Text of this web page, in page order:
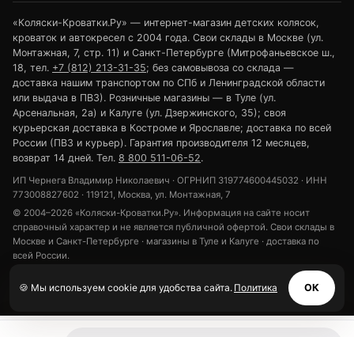
🍪 Мы используем cookie для удобства сайта. Политика ОК
«Коляски-Кроватки.Ру» — интернет-магазин детских колясок,
кроваток и автокресел с 2004 года. Свои склады в Москве (ул.
Монтажная, 7, стр. 11) и Санкт-Петербурге (Митрофаньевское ш.,
18, тел. +7 (812) 213-31-35; без самовывоза со склада —
доставка нашим транспортом по СПб и Ленинградской области
или выдача в ПВЗ). Розничные магазины — в Туле (ул.
Арсенальная, 2а) и Калуге (ул. Дзержинского, 35); своя
курьерская доставка в Костроме и Ярославле; доставка по всей
России (ПВЗ и курьер). Гарантия производителя 12 месяцев,
возврат 14 дней. Тел. 8 800 511-06-52.
ИП Чернега Владимир Николаевич · ОГРНИП 319774600445032 · ИНН
773008827602 · 119121, Москва, ул. Монтажная, 7
© 2004–2026 «Коляски-Кроватки.Ру». Информация на сайте носит
справочный характер и не является публичной офертой. Свои склады в
Москве и Санкт-Петербурге · магазины в Туле и Калуге · доставка по
всей России.
Обработка персональных данных
Использование cookie